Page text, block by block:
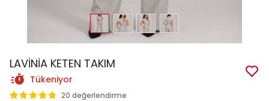
LAVİNİA KETEN TAKIM
Tükeniyor
20 değerlendirme